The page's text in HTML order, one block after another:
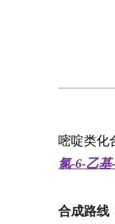
嘧啶类化
氯-6-乙
合成路线